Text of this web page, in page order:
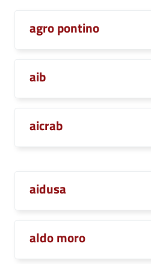
agro pontino
aib
aicrab
aidusa
aldo moro